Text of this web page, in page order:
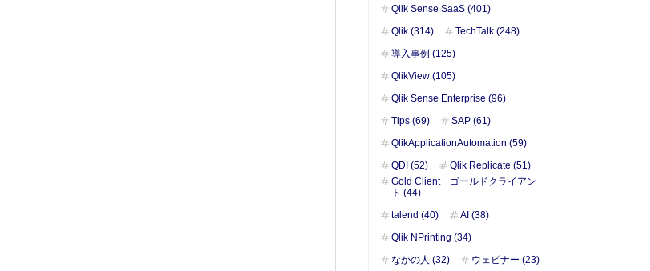
Qlik Sense SaaS (401)
Qlik (314)
TechTalk (248)
導入事例 (125)
QlikView (105)
Qlik Sense Enterprise (96)
Tips (69)
SAP (61)
QlikApplicationAutomation (59)
QDI (52)
Qlik Replicate (51)
Gold Client ゴールドクライアン
ト (44)
talend (40)
AI (38)
Qlik NPrinting (34)
なかの人 (32)
ウェビナー (23)